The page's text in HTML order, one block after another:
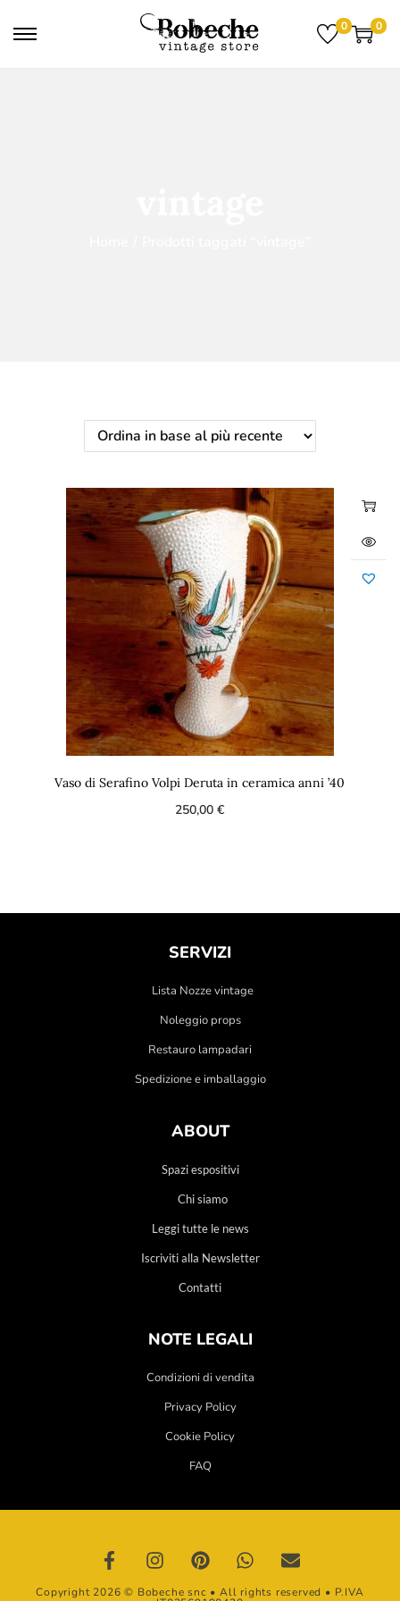
0 0
Vaso di Serafino Volpi Deruta in ceramica anni ’40
250,00€
SERVIZI
Lista Nozze vintage
Noleggio props
Restauro lampadari
Spedizione e imballaggio
ABOUT
Spazi espositivi
Chi siamo
Leggi tutte le news
Iscriviti alla Newsletter
Contatti
NOTE LEGALI
Condizioni di vendita
Privacy Policy
Cookie Policy
FAQ
Copyright 2026 © Bobeche snc • All rights reserved • P.IVA